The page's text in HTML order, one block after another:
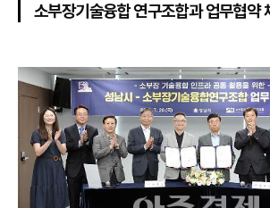
소부장기술융합 연구조합과 업무협약